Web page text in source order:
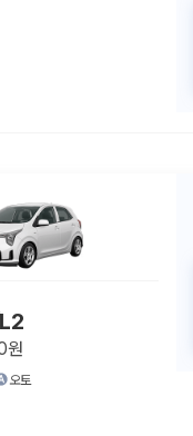
원
오토